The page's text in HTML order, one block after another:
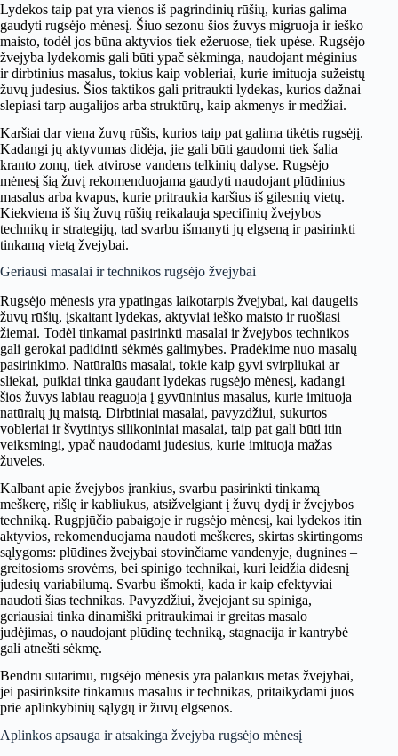
Lydekos taip pat yra vienos iš pagrindinių rūšių, kurias galima
gaudyti rugsėjo mėnesį. Šiuo sezonu šios žuvys migruoja ir ieško
maisto, todėl jos būna aktyvios tiek ežeruose, tiek upėse. Rugsėjo
žvejyba lydekomis gali būti ypač sėkminga, naudojant mėginius
ir dirbtinius masalus, tokius kaip vobleriai, kurie imituoja sužeistų
žuvų judesius. Šios taktikos gali pritraukti lydekas, kurios dažnai
slepiasi tarp augalijos arba struktūrų, kaip akmenys ir medžiai.
Karšiai dar viena žuvų rūšis, kurios taip pat galima tikėtis rugsėjį.
Kadangi jų aktyvumas didėja, jie gali būti gaudomi tiek šalia
kranto zonų, tiek atvirose vandens telkinių dalyse. Rugsėjo
mėnesį šią žuvį rekomenduojama gaudyti naudojant plūdinius
masalus arba kvapus, kurie pritraukia karšius iš gilesnių vietų.
Kiekviena iš šių žuvų rūšių reikalauja specifinių žvejybos
technikų ir strategijų, tad svarbu išmanyti jų elgseną ir pasirinkti
tinkamą vietą žvejybai.
Geriausi masalai ir technikos rugsėjo žvejybai
Rugsėjo mėnesis yra ypatingas laikotarpis žvejybai, kai daugelis
žuvų rūšių, įskaitant lydekas, aktyviai ieško maisto ir ruošiasi
žiemai. Todėl tinkamai pasirinkti masalai ir žvejybos technikos
gali gerokai padidinti sėkmės galimybes. Pradėkime nuo masalų
pasirinkimo. Natūralūs masalai, tokie kaip gyvi svirpliukai ar
sliekai, puikiai tinka gaudant lydekas rugsėjo mėnesį, kadangi
šios žuvys labiau reaguoja į gyvūninius masalus, kurie imituoja
natūralų jų maistą. Dirbtiniai masalai, pavyzdžiui, sukurtos
vobleriai ir švytintys silikoniniai masalai, taip pat gali būti itin
veiksmingi, ypač naudodami judesius, kurie imituoja mažas
žuveles.
Kalbant apie žvejybos įrankius, svarbu pasirinkti tinkamą
meškerę, rišlę ir kabliukus, atsižvelgiant į žuvų dydį ir žvejybos
techniką. Rugpjūčio pabaigoje ir rugsėjo mėnesį, kai lydekos itin
aktyvios, rekomenduojama naudoti meškeres, skirtas skirtingoms
sąlygoms: plūdines žvejybai stovinčiame vandenyje, dugnines –
greitosioms srovėms, bei spinigo technikai, kuri leidžia didesnį
judesių variabilumą. Svarbu išmokti, kada ir kaip efektyviai
naudoti šias technikas. Pavyzdžiui, žvejojant su spiniga,
geriausiai tinka dinamiški pritraukimai ir greitas masalo
judėjimas, o naudojant plūdinę techniką, stagnacija ir kantrybė
gali atnešti sėkmę.
Bendru sutarimu, rugsėjo mėnesis yra palankus metas žvejybai,
jei pasirinksite tinkamus masalus ir technikas, pritaikydami juos
prie aplinkybinių sąlygų ir žuvų elgsenos.
Aplinkos apsauga ir atsakinga žvejyba rugsėjo mėnesį